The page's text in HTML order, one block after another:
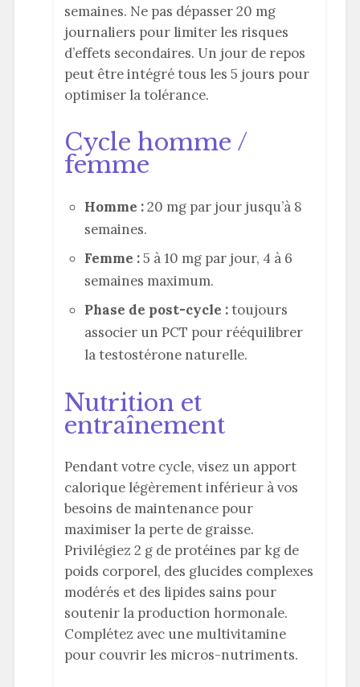
semaines. Ne pas dépasser 20 mg
journaliers pour limiter les risques
d’effets secondaires. Un jour de repos
peut être intégré tous les 5 jours pour
optimiser la tolérance.
Cycle homme /
femme
Homme :20 mg par jour jusqu’à 8
semaines.
Femme :5 à 10 mg par jour, 4 à 6
semaines maximum.
Phase de post-cycle :toujours
associer un PCT pour rééquilibrer
la testostérone naturelle.
Nutrition et
entraînement
Pendant votre cycle, visez un apport
calorique légèrement inférieur à vos
besoins de maintenance pour
maximiser la perte de graisse.
Privilégiez 2 g de protéines par kg de
poids corporel, des glucides complexes
modérés et des lipides sains pour
soutenir la production hormonale.
Complétez avec une multivitamine
pour couvrir les micros-nutriments.